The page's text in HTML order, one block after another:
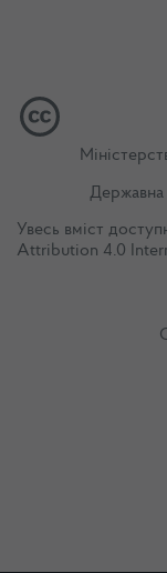
Державна
Увесь вміст
Attribution 4.0